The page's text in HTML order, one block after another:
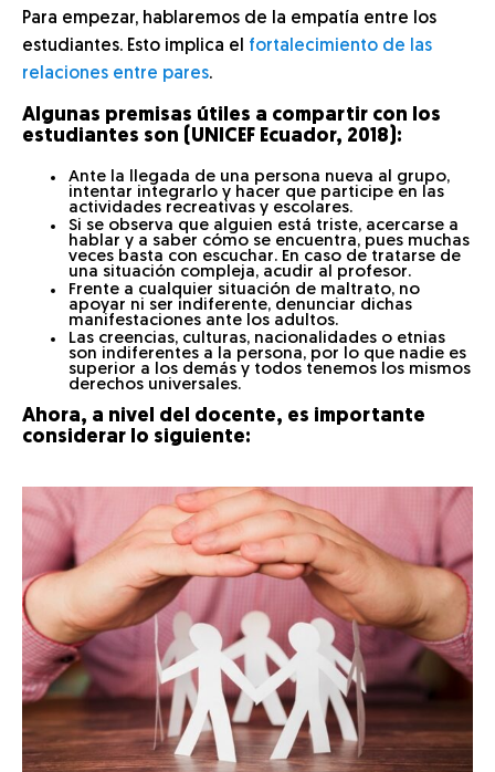
Para empezar, hablaremos de la empatía entre los
estudiantes. Esto implica el fortalecimiento de las
relaciones entre pares.
Algunas premisas útiles a compartir con los
estudiantes son (UNICEF Ecuador, 2018):
Ante la llegada de una persona nueva al grupo,
intentar integrarlo y hacer que participe en las
actividades recreativas y escolares.
Si se observa que alguien está triste, acercarse a
hablar y a saber cómo se encuentra, pues muchas
veces basta con escuchar. En caso de tratarse de
una situación compleja, acudir al profesor.
Frente a cualquier situación de maltrato, no
apoyar ni ser indiferente, denunciar dichas
manifestaciones ante los adultos.
Las creencias, culturas, nacionalidades o etnias
son indiferentes a la persona, por lo que nadie es
superior a los demás y todos tenemos los mismos
derechos universales.
Ahora, a nivel del docente, es importante
considerar lo siguiente: